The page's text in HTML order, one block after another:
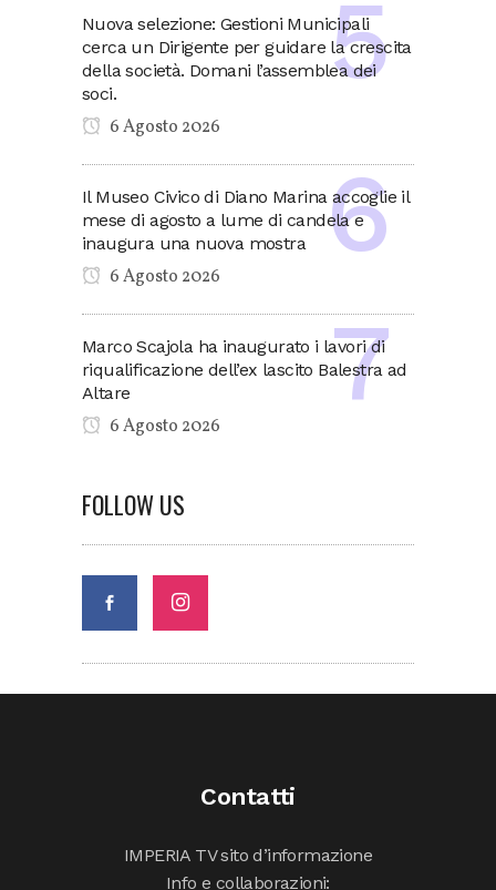
Nuova selezione: Gestioni Municipali
cerca un Dirigente per guidare la crescita
della società. Domani l’assemblea dei
soci.
6 Agosto 2026
Il Museo Civico di Diano Marina accoglie il
mese di agosto a lume di candela e
inaugura una nuova mostra
6 Agosto 2026
Marco Scajola ha inaugurato i lavori di
riqualificazione dell’ex lascito Balestra ad
Altare
6 Agosto 2026
FOLLOW US
Contatti
IMPERIA TV sito d’informazione
Info e collaborazioni: